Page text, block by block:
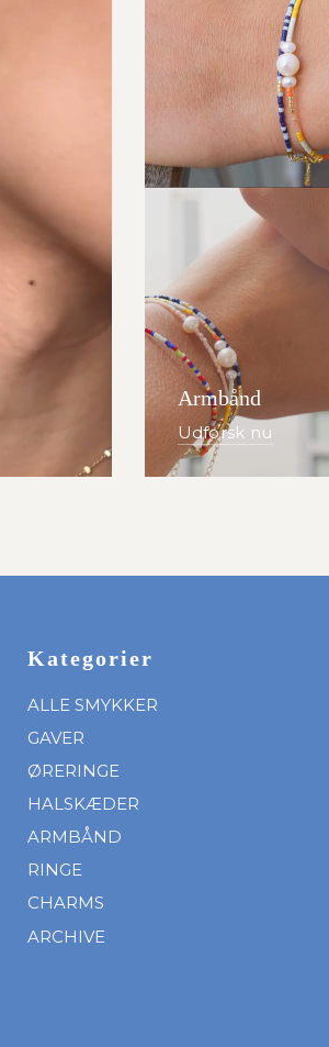
Armbånd
Udforsk nu
Kategorier
ALLE SMYKKER
GAVER
ØRERINGE
HALSKÆDER
ARMBÅND
RINGE
CHARMS
ARCHIVE